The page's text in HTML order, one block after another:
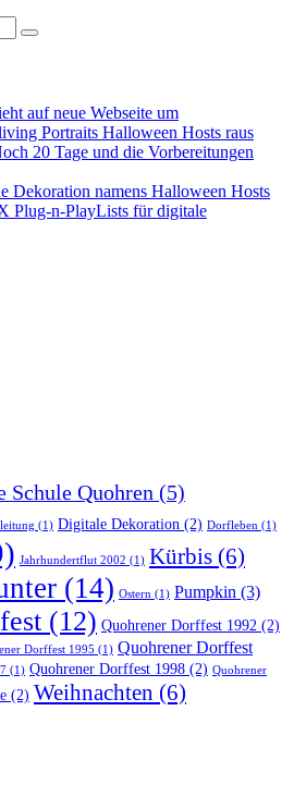
auf neue Webseite um
Portraits Halloween Hosts raus
20 Tage und die Vorbereitungen
Dekoration namens Halloween Hosts
Plug-n-PlayLists für digitale
Schule Quohren (5)
(1) Digitale Dekoration (2) Dorfleben (1)
Jahrhundertflut 2002 (1) Kürbis (6)
(14) Ostern (1) Pumpkin (3)
(12) Quohrener Dorffest 1992 (2)
Dorffest 1995 (1) Quohrener Dorffest
(1) Quohrener Dorffest 1998 (2) Quohrener
(2) Weihnachten (6)